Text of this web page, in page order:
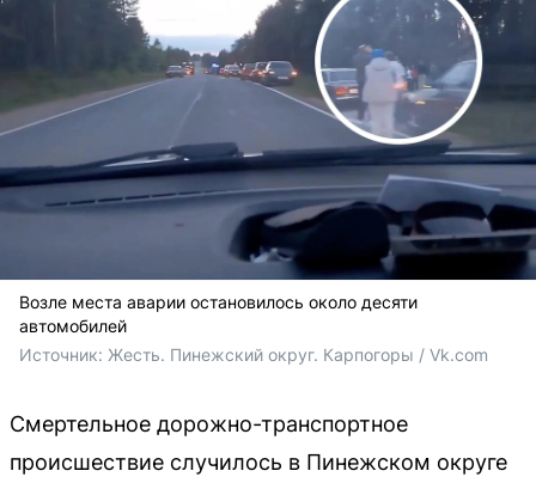
Возле места аварии остановилось около десяти
автомобилей
Источник: Жесть. Пинежский округ. Карпогоры / Vk.com
Смертельное дорожно-транспортное
происшествие случилось в Пинежском округе